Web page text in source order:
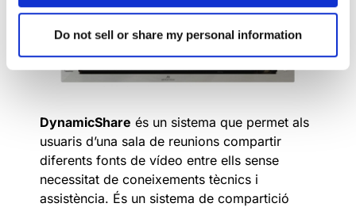
Do not sell or share my personal information
DynamicShare és un sistema que permet als
usuaris d’una sala de reunions compartir
diferents fonts de vídeo entre ells sense
necessitat de coneixements tècnics i
assistència. És un sistema de compartició